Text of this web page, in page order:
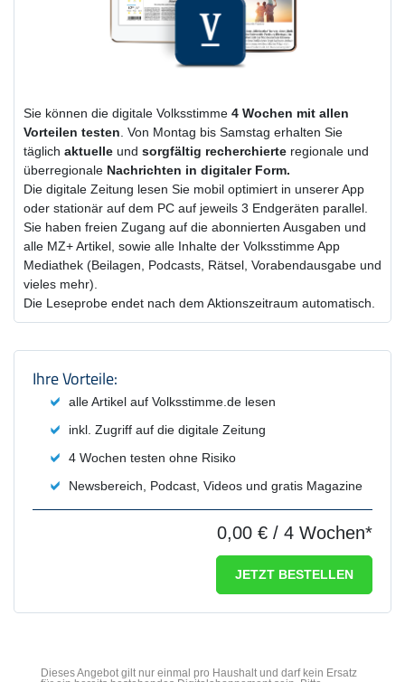
Sie können die digitale Volksstimme 4 Wochen mit allen
Vorteilen testen . Von Montag bis Samstag erhalten Sie
täglich aktuelle und sorgfältig recherchierte regionale und
überregionale Nachrichten in digitaler Form.
Die digitale Zeitung lesen Sie mobil optimiert in unserer App
oder stationär auf dem PC auf jeweils 3 Endgeräten parallel.
Sie haben freien Zugang auf die abonnierten Ausgaben und
alle MZ+ Artikel, sowie alle Inhalte der Volksstimme App
Mediathek (Beilagen, Podcasts, Rätsel, Vorabendausgabe und
vieles mehr).
Die Leseprobe endet nach dem Aktionszeitraum automatisch.
Produktzusammenfassung und
Ihre Vorteile:
alle Artikel auf Volksstimme.de lesen
inkl. Zugriff auf die digitale Zeitung
4 Wochen testen ohne Risiko
Newsbereich, Podcast, Videos und gratis Magazine
0,00 € / 4 Wochen*
JETZT BESTELLEN
Dieses Angebot gilt nur einmal pro Haushalt und darf kein Ersatz